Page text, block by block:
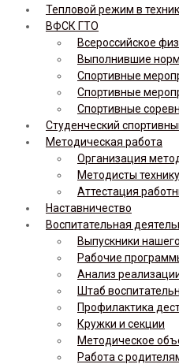
Тепловой режим в
ВФСК ГТО
Всероссийское
Выполнившие
Спортивные
Спортивные
Спортивные
Студенческий
Методическая работа
Организация
Методисты
Аттестация
Наставничество
Воспитательная
Выпускники
Рабочие
Анализ
Штаб
Профилактика
Кружки и секции
Методическое
Работа с